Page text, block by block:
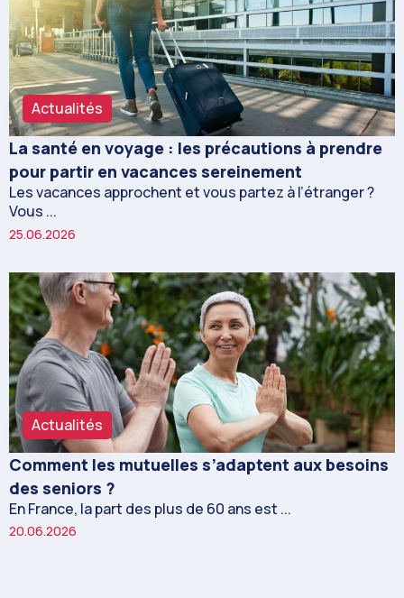
Actualités
La santé en voyage : les précautions à prendre
pour partir en vacances sereinement
Les vacances approchent et vous partez à l’étranger ?
Vous ...
25.06.2026
Actualités
Comment les mutuelles s’adaptent aux besoins
des seniors ?
En France, la part des plus de 60 ans est ...
20.06.2026